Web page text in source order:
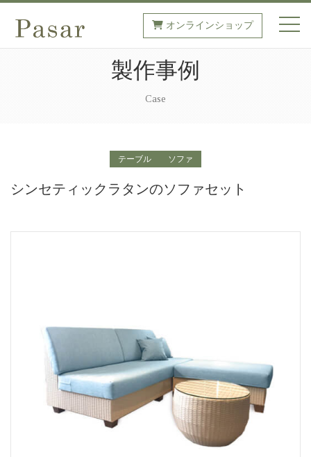
オンラインショップ
製作事例
Case
テーブル ソファ
シンセティックラタンのソファセット